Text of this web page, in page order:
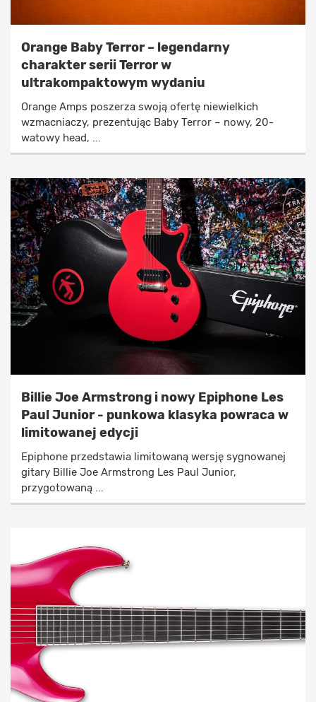
Orange Baby Terror – legendarny
charakter serii Terror w
ultrakompaktowym wydaniu
Orange Amps poszerza swoją ofertę niewielkich
wzmacniaczy, prezentując Baby Terror – nowy, 20-
watowy head, ...
Billie Joe Armstrong i nowy Epiphone Les
Paul Junior - punkowa klasyka powraca w
limitowanej edycji
Epiphone przedstawia limitowaną wersję sygnowanej
gitary Billie Joe Armstrong Les Paul Junior,
przygotowaną ...